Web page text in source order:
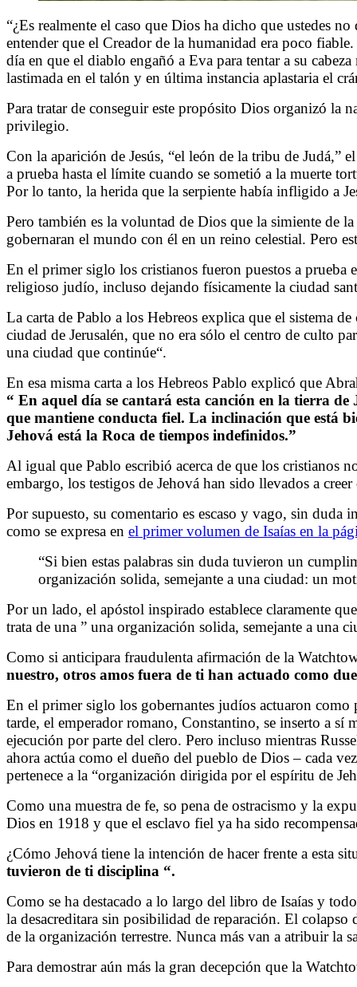
“¿Es realmente el caso que Dios ha dicho que ustedes
entender que el Creador de la humanidad era poco
día en que el diablo engañó a Eva para tentar a su
lastimada en el talón y en última instancia aplastaria el
Para tratar de conseguir este propósito Dios organizó la
privilegio.
Con la aparición de Jesús, “el león de la tribu de Judá,”
a prueba hasta el límite cuando se sometió a la muerte
Por lo tanto, la herida que la serpiente había infligido a
Pero también es la voluntad de Dios que la simiente de
gobernaran el mundo con él en un reino celestial. Pero
En el primer siglo los cristianos fueron puestos a prueba
religioso judío, incluso dejando físicamente la ciudad
La carta de Pablo a los Hebreos explica que el sistema
ciudad de Jerusalén, que no era sólo el centro de culto
una ciudad que continúe“.
En esa misma carta a los Hebreos Pablo explicó que
“ En aquel día se cantará esta canción en la tierra
que mantiene conducta fiel. La inclinación que está
Jehová está la Roca de tiempos indefinidos.”
Al igual que Pablo escribió acerca de que los cristianos
embargo, los testigos de Jehová han sido llevados a
Por supuesto, su comentario es escaso y vago, sin duda
como se expresa en el primer volumen de Isaías en la
“Si bien estas palabras sin duda tuvieron un
organización solida, semejante a una ciudad: un
Por un lado, el apóstol inspirado establece claramente
trata de una ” una organización solida, semejante a una
Como si anticipara fraudulenta afirmación de la
nuestro, otros amos fuera de ti han actuado como
En el primer siglo los gobernantes judíos actuaron
tarde, el emperador romano, Constantino, se inserto a sí
ejecución por parte del clero. Pero incluso mientras
ahora actúa como el dueño del pueblo de Dios – cada
pertenece a la “organización dirigida por el espíritu de
Como una muestra de fe, so pena de ostracismo y la
Dios en 1918 y que el esclavo fiel ya ha sido
¿Cómo Jehová tiene la intención de hacer frente a esta
tuvieron de ti disciplina “.
Como se ha destacado a lo largo del libro de Isaías y
la desacreditara sin posibilidad de reparación. El
de la organización terrestre. Nunca más van a atribuir la
Para demostrar aún más la gran decepción que la